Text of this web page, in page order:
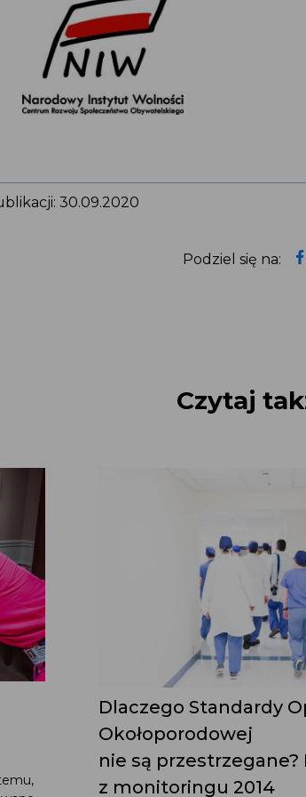
30.09.2020
Podziel się na:
Czytaj
Dlaczego Standardy
Okołoporodowej
nie są przestrzegane?
z monitoringu 2014